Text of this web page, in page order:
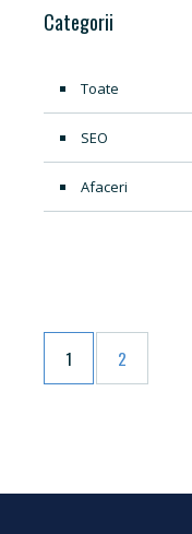
Categorii
Toate
SEO
Afaceri
1 2